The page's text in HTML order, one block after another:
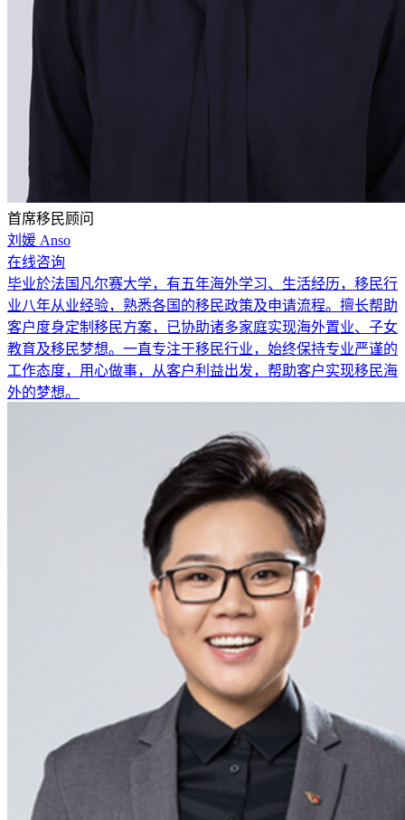
首席移民顾问
刘媛 Anso
在线咨询
毕业於法国凡尔赛大学，有五年海外学习、生活经历，移民行
业八年从业经验，熟悉各国的移民政策及申请流程。擅长帮助
客户度身定制移民方案，已协助诸多家庭实现海外置业、子女
教育及移民梦想。一直专注于移民行业，始终保持专业严谨的
工作态度，用心做事，从客户利益出发，帮助客户实现移民海
外的梦想。